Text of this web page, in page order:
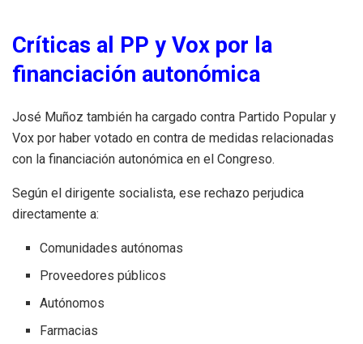
Críticas al PP y Vox por la
financiación autonómica
José Muñoz también ha cargado contra Partido Popular y
Vox por haber votado en contra de medidas relacionadas
con la financiación autonómica en el Congreso.
Según el dirigente socialista, ese rechazo perjudica
directamente a:
Comunidades autónomas
Proveedores públicos
Autónomos
Farmacias